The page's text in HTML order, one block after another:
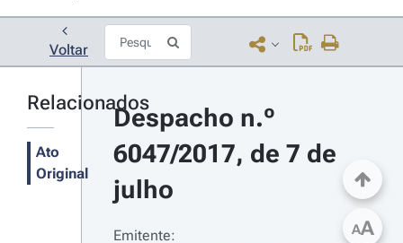
Voltar
Relacionados
Ato
Original
Despacho n.º
6047/2017, de 7 de
julho
Emitente:
AA